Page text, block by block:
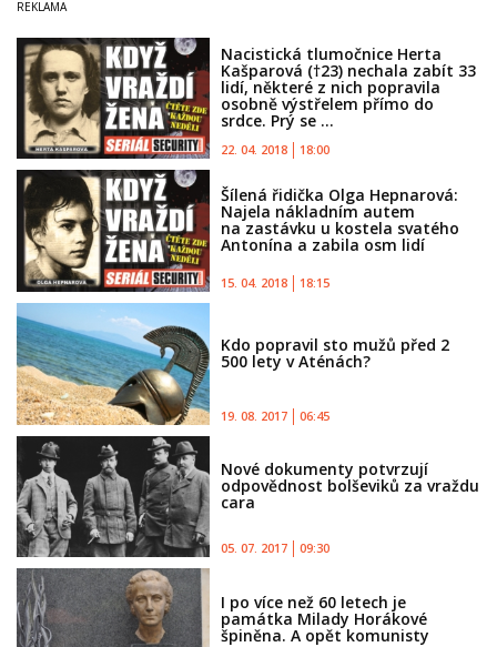
Nacistická tlumočnice Herta
Kašparová (†23) nechala zabít 33
lidí, některé z nich popravila
osobně výstřelem přímo do
srdce. Prý se ...
22. 04. 2018 18:00
Šílená řidička Olga Hepnarová:
Najela nákladním autem
na zastávku u kostela svatého
Antonína a zabila osm lidí
15. 04. 2018 18:15
Kdo popravil sto mužů před 2
500 lety v Aténách?
19. 08. 2017 06:45
Nové dokumenty potvrzují
odpovědnost bolševiků za vraždu
cara
05. 07. 2017 09:30
I po více než 60 letech je
památka Milady Horákové
špiněna. A opět komunisty